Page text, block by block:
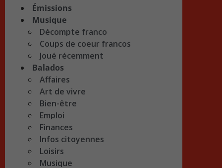
Émissions
Musique
Décompte franco
Coups de coeur francos
Joué récemment
Balados
Affaires
Art de vivre
Bien-être
Emploi
Finances
Infos citoyennes
Loisirs
Musique